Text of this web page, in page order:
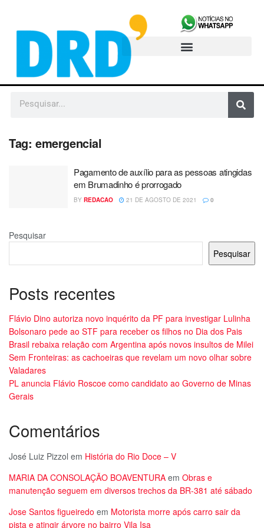
Tag: emergencial
Pagamento de auxílio para as pessoas atingidas
em Brumadinho é prorrogado
BY REDACAO 21 DE AGOSTO DE 2021 0
Pesquisar
Pesquisar
Posts recentes
Flávio Dino autoriza novo inquérito da PF para investigar Lulinha
Bolsonaro pede ao STF para receber os filhos no Dia dos Pais
Brasil rebaixa relação com Argentina após novos insultos de Milei
Sem Fronteiras: as cachoeiras que revelam um novo olhar sobre
Valadares
PL anuncia Flávio Roscoe como candidato ao Governo de Minas
Gerais
Comentários
José Luiz Pizzol em História do Rio Doce – V
MARIA DA CONSOLAÇÃO BOAVENTURA em Obras e
manutenção seguem em diversos trechos da BR-381 até sábado
Jose Santos figueiredo em Motorista morre após carro sair da
pista e atingir árvore no bairro Vila Isa